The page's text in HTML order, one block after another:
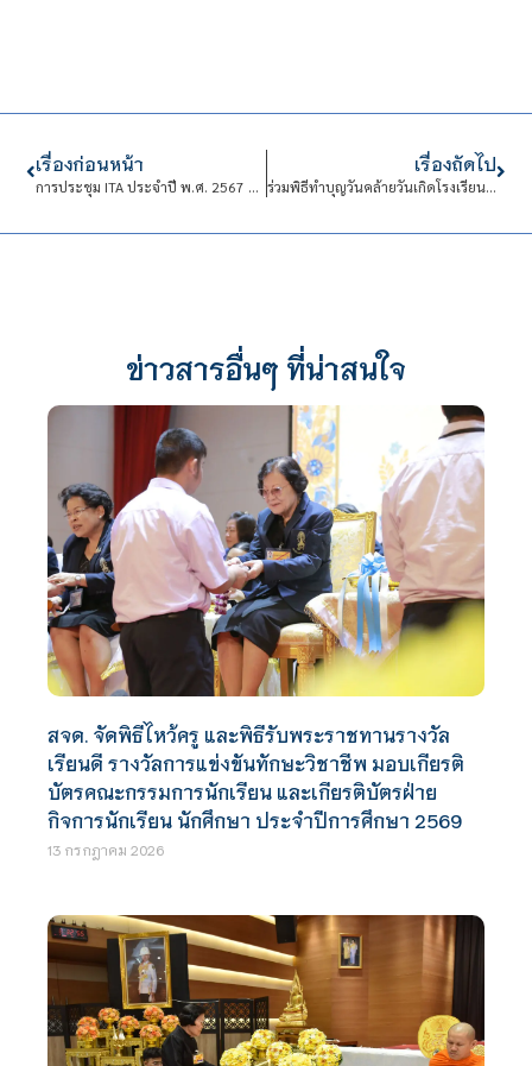
เรื่องก่อนหน้า
การประชุม ITA ประจำปี พ.ศ. 2567 ครั้งที่ 1
เรื่องถัดไป
ร่วมพิธีทำบุญวันคล้ายวันเกิดโรงเรียนจิตรลดา ครบรอบ 69 ปี และวันขึ้นปีใหม่
ข่าวสารอื่นๆ ที่น่าสนใจ
สจด. จัดพิธีไหว้ครู และพิธีรับพระราชทานรางวัล
เรียนดี รางวัลการแข่งขันทักษะวิชาชีพ มอบเกียรติ
บัตรคณะกรรมการนักเรียน และเกียรติบัตรฝ่าย
กิจการนักเรียน นักศึกษา ประจำปีการศึกษา 2569
13 กรกฎาคม 2026